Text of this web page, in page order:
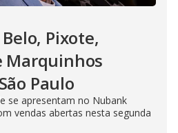
Pixote,
Marquinhos
Paulo
se apresentam no Nubank
vendas abertas nesta segunda